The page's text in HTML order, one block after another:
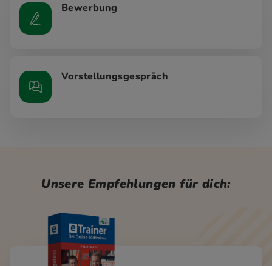
Bewerbung
Vorstellungsgespräch
Unsere Empfehlungen für dich: